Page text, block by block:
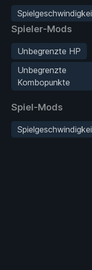
Spieler-Mods
Unbegrenzte HP
Unbegrenzte
Kombopunkte
Spiel-Mods